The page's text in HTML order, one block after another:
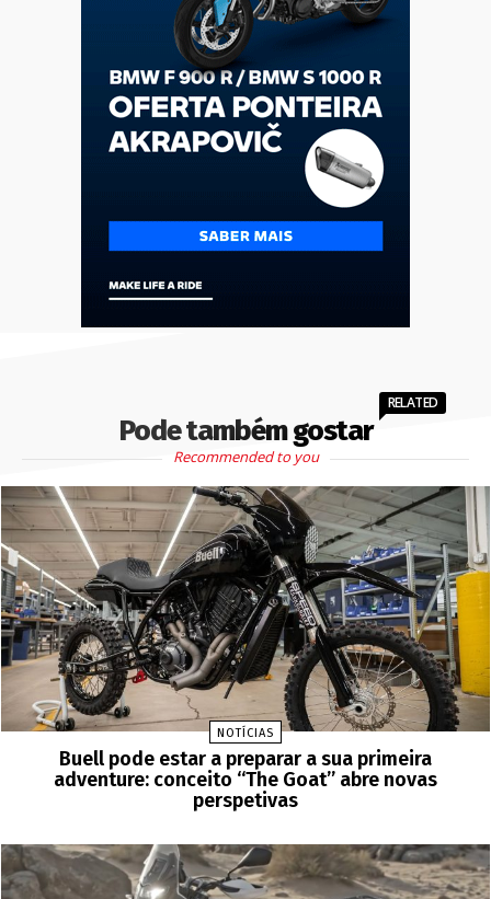
Pode também gostar
RELATED
Recommended to you
NOTÍCIAS
Buell pode estar a preparar a sua primeira
adventure: conceito “The Goat” abre novas
perspetivas